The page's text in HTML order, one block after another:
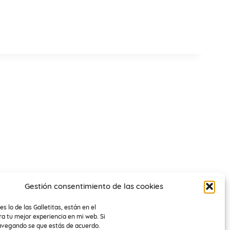
Gestión consentimiento de las cookies
lo de las Galletitas, están en el
tu mejor experiencia en mi web. Si
se que estás de acuerdo.